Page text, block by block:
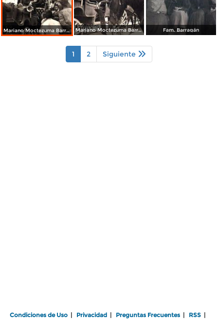
Mariano Moctezuma Barragán (1919) Mariano Moctezuma Barragán (1919) Fam. Barragán
1 2 Siguiente
Condiciones de Uso | Privacidad | Preguntas Frecuentes | RSS |